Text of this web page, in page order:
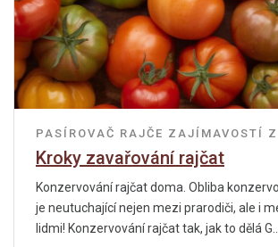
PASÍROVAČ RAJČE ZAJÍMAVOSTÍ
Kroky zavařování rajčat
Konzervování rajčat doma. Obliba
je neutuchající nejen mezi prarodiči, ale i
lidmi! Konzervování rajčat tak, jak to dělá G...